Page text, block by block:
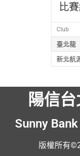
比
Club
臺北龍
新北航
陽信
Sunny
版權所有